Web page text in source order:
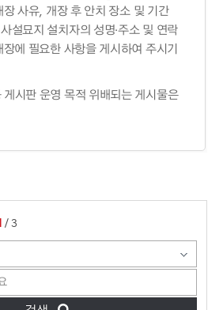
사유, 개장 후 안치 장소 및 기간
묘지 설치자의 성명·주소 및 연락
에 필요한 사항을 게시하여 주시기
게시판 운영 목적 위배되는 게시물은
/ 3